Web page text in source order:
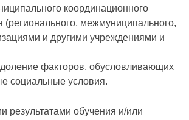
координационного
(регионального, межмуниципального,
и другими учреждениями и
факторов, обусловливающих
социальные условия.
результатами обучения и/или